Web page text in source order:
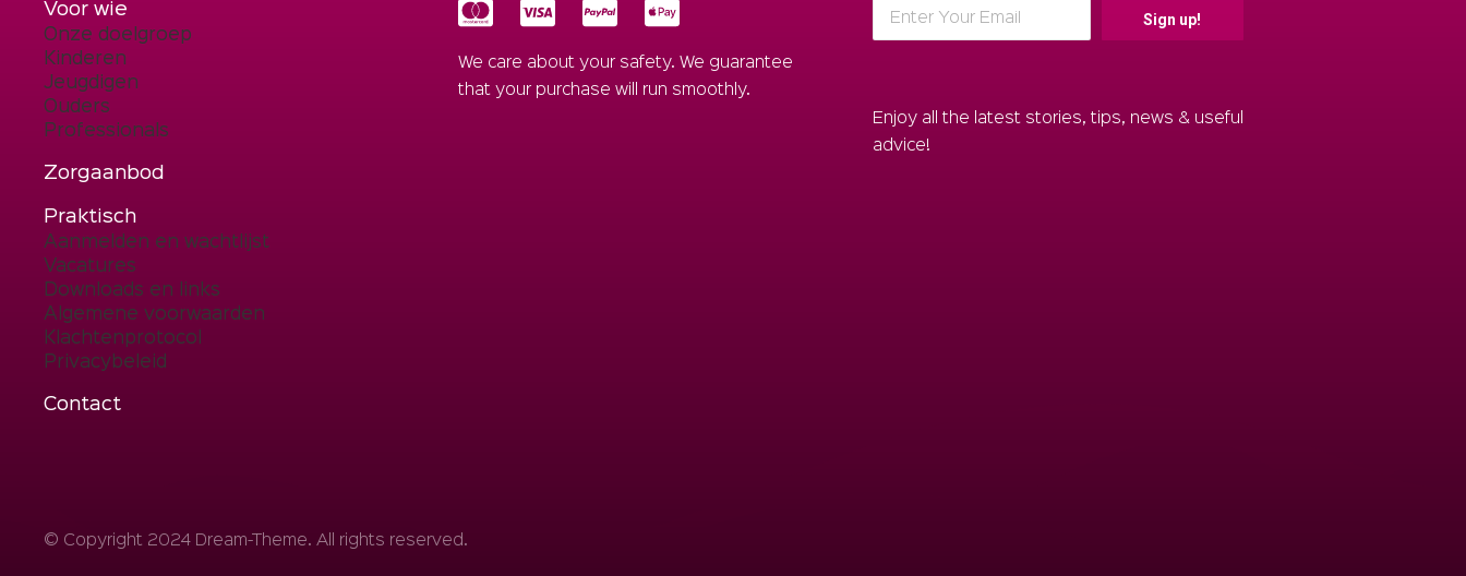
Voor wie
Onze doelgroep
Kinderen
Jeugdigen
Ouders
Professionals
Zorgaanbod
Praktisch
Aanmelden en wachtlijst
Vacatures
Downloads en links
Algemene voorwaarden
Klachtenprotocol
Privacybeleid
Contact
We care about your safety. We guarantee
that your purchase will run smoothly.
Sign up!
Enjoy all the latest stories, tips, news & useful
advice!
© Copyright 2024 Dream-Theme. All rights reserved.